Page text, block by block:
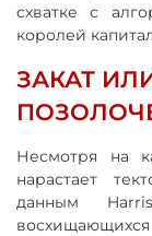
схватке с
королей
ЗАКАТ
Несмотря на
нарастает
данным